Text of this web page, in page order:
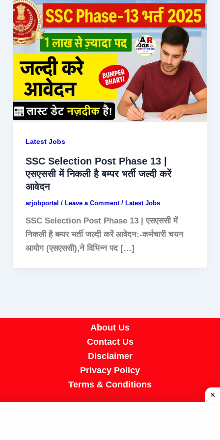
Latest Jobs
SSC Selection Post Phase 13 |
एसएससी में निकली है बम्पर भर्ती जल्दी करें
आवेदन
arjobportal / Leave a Comment / Latest Jobs
SSC Selection Post Phase 13 | एसएससी में
निकली है बम्पर भर्ती जल्दी करें आवेदन:-कर्मचारी चयन
आयोग (एसएससी),ने विभिन्न पद […]
About Us
Contact Us
Disclaimer
Privacy Policy
Terms & Conditions